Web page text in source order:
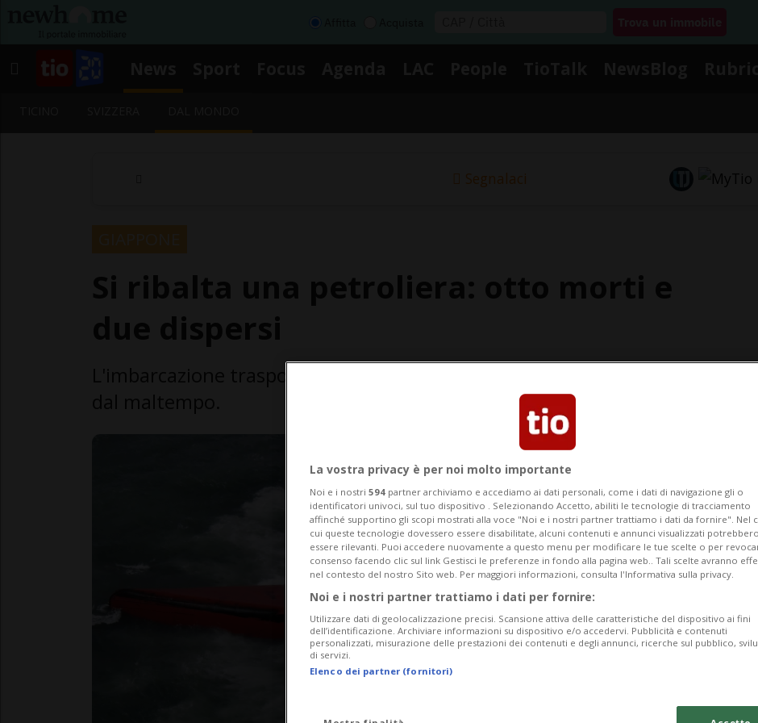
Segnalaci
La vostra privacy è per noi molto importante
Noi e i nostri 594 partner archiviamo e accediamo ai dati personali, come i dati di navigazione gli o
identificatori univoci, sul tuo dispositivo . Selezionando Accetto, abiliti le tecnologie di tracciamento
affinché supportino gli scopi mostrati alla voce "Noi e i nostri partner trattiamo i dati da fornire". Nel
cui queste tecnologie dovessero essere disabilitate, alcuni contenuti e annunci visualizzati
essere rilevanti. Puoi accedere nuovamente a questo menu per modificare le tue scelte o per
consenso facendo clic sul link Gestisci le preferenze in fondo alla pagina web.. Tali scelte avranno
nel contesto del nostro Sito web. Per maggiori informazioni, consulta l'Informativa sulla privacy.
Noi e i nostri partner trattiamo i dati per fornire:
Utilizzare dati di geolocalizzazione precisi. Scansione attiva delle caratteristiche del dispositivo ai fini
dell’identificazione. Archiviare informazioni su dispositivo e/o accedervi. Pubblicità e contenuti
personalizzati, misurazione delle prestazioni dei contenuti e degli annunci, ricerche sul pubblico,
di servizi.
Elenco dei partner (fornitori)